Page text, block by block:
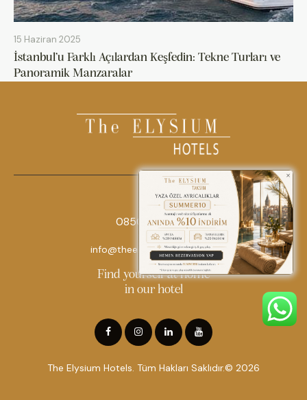
15 Haziran 2025
İstanbul’u Farklı Açılardan Keşfedin: Tekne Turları ve
Panoramik Manzaralar
0850 242 18 18
info@theelysiumhotels.com
Find yourself at home
in our hotel
The Elysium Hotels. Tüm Hakları Saklıdır.© 2026